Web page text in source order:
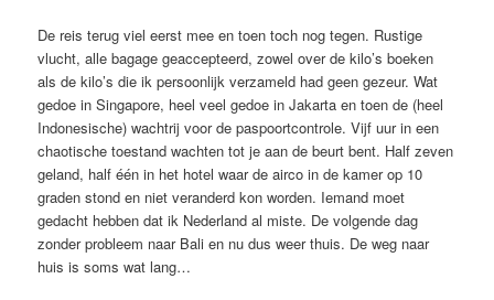
De reis terug viel eerst mee en toen toch nog tegen. Rustige
vlucht, alle bagage geaccepteerd, zowel over de kilo’s boeken
als de kilo’s die ik persoonlijk verzameld had geen gezeur. Wat
gedoe in Singapore, heel veel gedoe in Jakarta en toen de (heel
Indonesische) wachtrij voor de paspoortcontrole. Vijf uur in een
chaotische toestand wachten tot je aan de beurt bent. Half zeven
geland, half één in het hotel waar de airco in de kamer op 10
graden stond en niet veranderd kon worden. Iemand moet
gedacht hebben dat ik Nederland al miste. De volgende dag
zonder probleem naar Bali en nu dus weer thuis. De weg naar
huis is soms wat lang…